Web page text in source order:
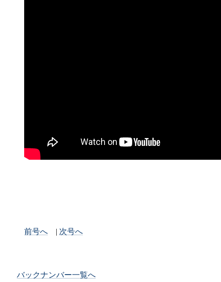
前号へ| 次号へ
バックナンバー一覧へ